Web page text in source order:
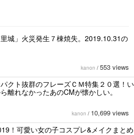
城」火災発生７棟焼失。2019.10.31の
kanon / 553 views
クト抜群のフレーズＣＭ特集２０選！い
離れなかったあのCMが懐かしい。
kanon / 10,699 views
！可愛い女の子コスプレ&メイクまとめ